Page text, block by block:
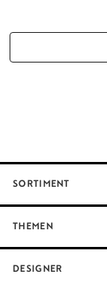
SORTIMENT
THEMEN
DESIGNER